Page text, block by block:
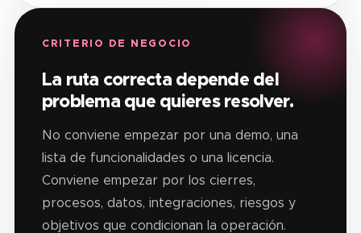
CRITERIO DE NEGOCIO
La ruta correcta depende del
problema que quieres resolver.
No conviene empezar por una demo, una
lista de funcionalidades o una licencia.
Conviene empezar por los cierres,
procesos, datos, integraciones, riesgos y
objetivos que condicionan la operación.